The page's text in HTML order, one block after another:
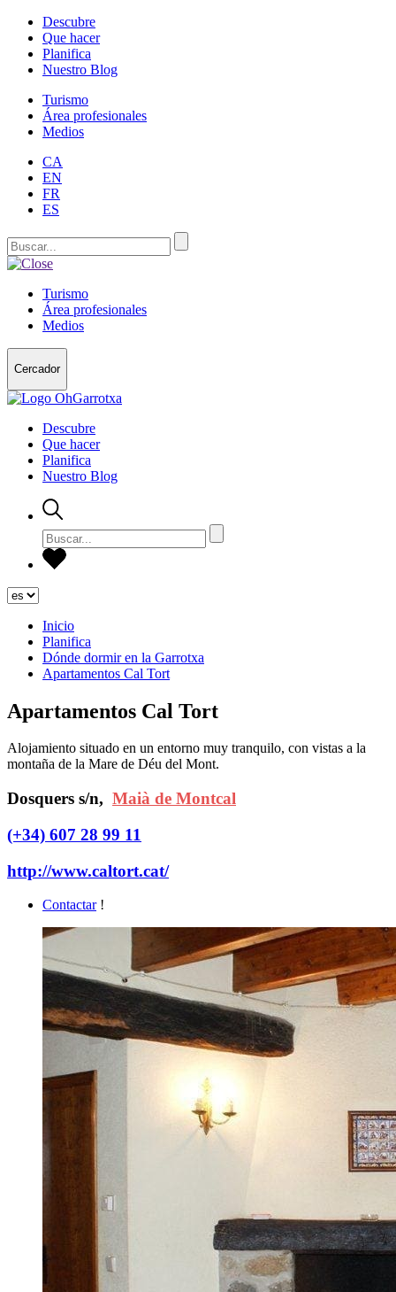
Descubre
Que hacer
Planifica
Nuestro Blog
Turismo
Área profesionales
Medios
CA
EN
FR
ES
Turismo
Área profesionales
Medios
Cercador
Descubre
Que hacer
Planifica
Nuestro Blog
Inicio
Planifica
Dónde dormir en la Garrotxa
Apartamentos Cal Tort
Apartamentos Cal Tort
Alojamiento situado en un entorno muy tranquilo, con vistas a la
montaña de la Mare de Déu del Mont.
Dosquers s/n, Maià de Montcal
(+34) 607 28 99 11
http://www.caltort.cat/
Contactar !